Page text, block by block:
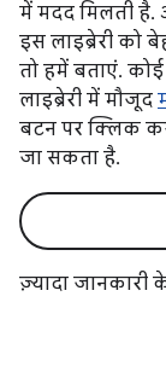
में मदद मिलती है.
इस लाइब्रेरी को
तो हमें बताएं.
लाइब्रेरी में मौजूद
बटन पर क्लिक
जा सकता है.
ज़्यादा जानकारी